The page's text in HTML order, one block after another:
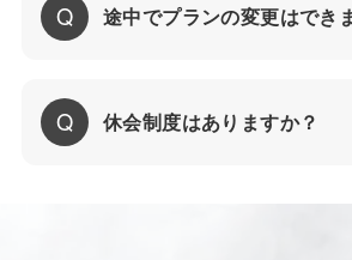
途中でプランの変更はでき
休会制度はありますか？